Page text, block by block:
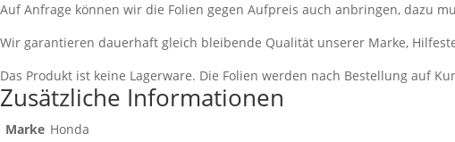
Auf Anfrage können wir die Folien gegen Aufpreis auch anbringen, dazu
Wir garantieren dauerhaft gleich bleibende Qualität unserer Marke,
Das Produkt ist keine Lagerware. Die Folien werden nach Bestellung auf
Zusätzliche Informationen
Marke Honda